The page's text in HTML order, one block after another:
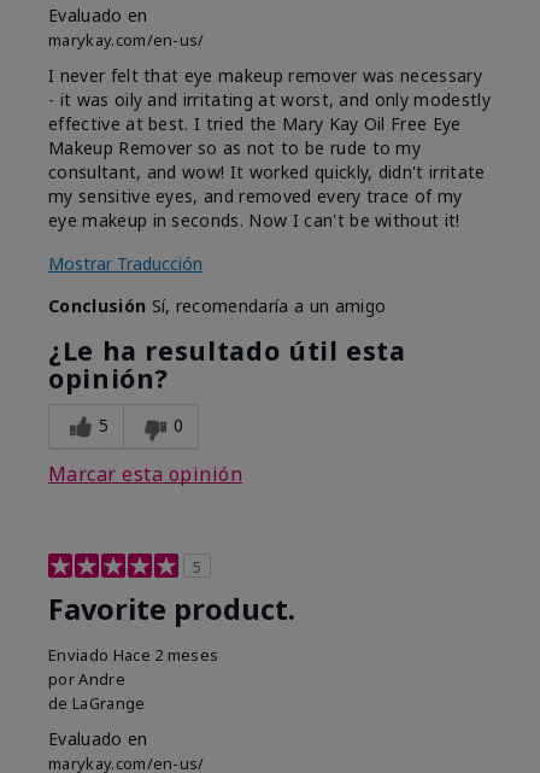
Evaluado en
marykay.com/en-us/
I never felt that eye makeup remover was necessary
- it was oily and irritating at worst, and only modestly
effective at best. I tried the Mary Kay Oil Free Eye
Makeup Remover so as not to be rude to my
consultant, and wow! It worked quickly, didn't irritate
my sensitive eyes, and removed every trace of my
eye makeup in seconds. Now I can't be without it!
Mostrar Traducción
Conclusión Sí, recomendaría a un amigo
¿Le ha resultado útil esta
opinión?
5 0
Marcar esta opinión
5
Favorite product.
Enviado Hace 2 meses
porAndre
de LaGrange
Evaluado en
marykay.com/en-us/